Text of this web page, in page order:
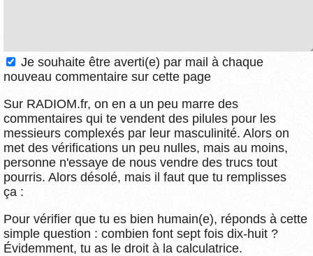
Je souhaite être averti(e) par mail à chaque
nouveau commentaire sur cette page
Sur RADIOM.fr, on en a un peu marre des
commentaires qui te vendent des pilules pour les
messieurs complexés par leur masculinité. Alors on
met des vérifications un peu nulles, mais au moins,
personne n'essaye de nous vendre des trucs tout
pourris. Alors désolé, mais il faut que tu remplisses
ça :
Pour vérifier que tu es bien humain(e), réponds à cette
simple question : combien font sept fois dix-huit ?
Évidemment, tu as le droit à la calculatrice.